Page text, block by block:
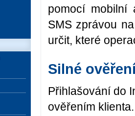
pomocí mobilní
SMS zprávou
určit, které
Silné
Přihlašování do
ověřením